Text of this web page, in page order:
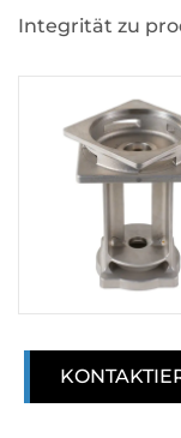
Integrität zu